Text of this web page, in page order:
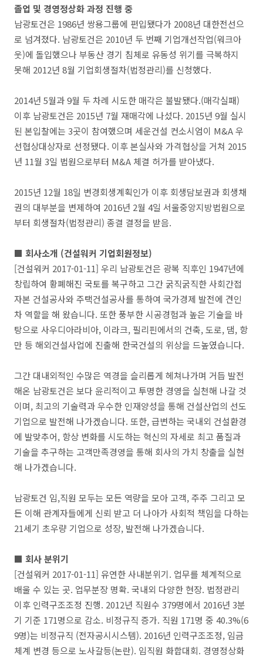
졸업 및 경영정상화 과정 진행 중
남광토건은 1986년 쌍용그룹에 편입됐다가 2008년 대한전선으
로 넘겨졌다. 남광토건은 2010년 두 번째 기업개선작업(워크아
웃)에 돌입했으나 부동산 경기 침체로 유동성 위기를 극복하지
못해 2012년 8월 기업회생절차(법정관리)를 신청했다.
2014년 5월과 9월 두 차례 시도한 매각은 불발됐다.(매각실패)
이후 남광토건은 2015년 7월 재매각에 나섰다. 2015년 9월 실시
된 본입찰에는 3곳이 참여했으며 세운건설 컨소시엄이 M&A 우
선협상대상자로 선정됐다. 이후 본실사와 가격협상을 거쳐 2015
년 11월 3일 법원으로부터 M&A 체결 허가를 받아냈다.
2015년 12월 18일 변경회생계획인가 이후 회생담보권과 회생채
권의 대부분을 변제하여 2016년 2월 4일 서울중앙지방법원으로
부터 회생절차(법정관리) 종결 결정을 받음.
■ 회사소개 (건설워커 기업회원정보)
[건설워커 2017-01-11] 우리 남광토건은 광복 직후인 1947년에
창립하여 황폐해진 국토를 복구하고 그간 굵직굵직한 사회간접
자본 건설공사와 주택건설공사를 통하여 국가경제 발전에 견인
차 역할을 해 왔습니다. 또한 풍부한 시공경험과 높은 기술을 바
탕으로 사우디아라비아, 이라크, 필리핀에서의 건축, 도로, 댐, 항
만 등 해외건설사업에 진출해 한국건설의 위상을 드높였습니다.
그간 대내외적인 수많은 역경을 슬리롭게 헤쳐나가며 거듭 발전
해온 남광토건은 보다 윤리적이고 투명한 경영을 실천해 나갈 것
이며, 최고의 기술력과 우수한 인재양성을 통해 건설산업의 선도
기업으로 발전해 나가겠습니다. 또한, 급변하는 국내외 건설환경
에 발맞추어, 항상 변화를 시도하는 혁신의 자세로 최고 품질과
기술을 추구하는 고객만족경영을 통해 회사의 가치 창출을 실현
해 나가겠습니다.
남광토건 임,직원 모두는 모든 역량을 모아 고객, 주주 그리고 모
든 이해 관계자들에게 신뢰 받고 더 나아가 사회적 책임을 다하는
21세기 초우량 기업으로 성장, 발전해 나가겠습니다.
■ 회사 분위기
[건설워커 2017-01-11] 유연한 사내분위기. 업무를 체계적으로
배울 수 있는 곳. 업무분장 명확. 국내외 다양한 현장. 법정관리
이후 인력구조조정 진행. 2012년 직원수 379명에서 2016년 3분
기 기준 171명으로 감소. 비정규직 증가. 직원 171명 중 40.3%(6
9명)는 비정규직 (전자공시시스템). 2016년 인력구조조정, 임금
체계 변경 등으로 노사갈등(논란). 임직원 화합대회. 경영정상화